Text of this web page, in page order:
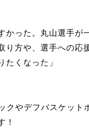
かった。丸山選手が
り方や、選手への
たくなった」
クやデフバスケッ
！